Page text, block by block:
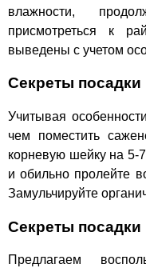
влажности,
присмотреться к
выведены с учетом
Секреты
Учитывая
чем поместить
корневую шейку на 5-
и обильно пролейте
Замульчируйте
Секреты
Предлагаем